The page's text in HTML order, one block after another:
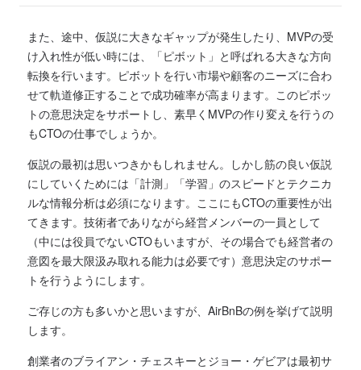
また、途中、仮説に大きなギャップが発生したり、MVPの受
け入れ性が低い時には、「ピボット」と呼ばれる大きな方向
転換を行います。ピボットを行い市場や顧客のニーズに合わ
せて軌道修正することで成功確率が高まります。このピボッ
トの意思決定をサポートし、素早くMVPの作り変えを行うの
もCTOの仕事でしょうか。
仮説の最初は思いつきかもしれません。しかし筋の良い仮説
にしていくためには「計測」「学習」のスピードとテクニカ
ルな情報分析は必須になります。ここにもCTOの重要性が出
てきます。技術者でありながら経営メンバーの一員として
（中には役員でないCTOもいますが、その場合でも経営者の
意図を最大限汲み取れる能力は必要です）意思決定のサポー
トを行うようにします。
ご存じの方も多いかと思いますが、AirBnBの例を挙げて説明
します。
創業者のブライアン・チェスキーとジョー・ゲビアは最初サ